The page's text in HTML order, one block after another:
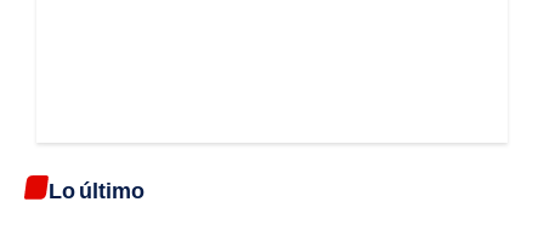
Lo último